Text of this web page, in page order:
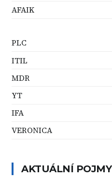
AFAIK
PLC
ITIL
MDR
YT
IFA
VERONICA
AKTUÁLNÍ POJMY